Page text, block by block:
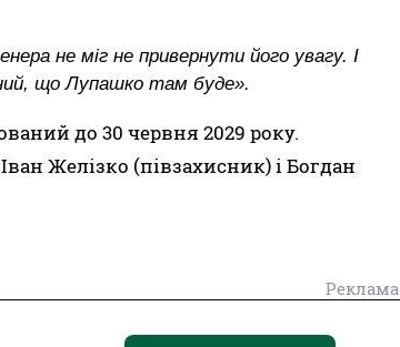
не міг не привернути його увагу. І
що Лупашко там буде».
до 30 червня 2029 року.
Желізко (півзахисник) і Богдан
Реклама